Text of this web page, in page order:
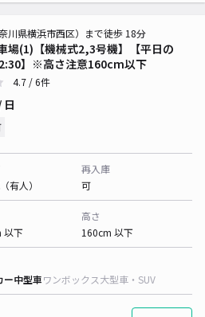
場(1)【機械式2,3号機】【平日の
】※高さ注意160cm以下
川県横浜市西区）まで徒歩 18分
4.7 / 6件
日
有人）
再入庫
可
以下
高さ
160cm 以下
ー中型車ワンボックス大型車・SUV